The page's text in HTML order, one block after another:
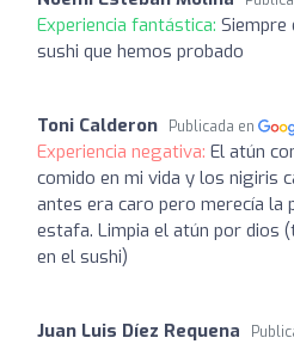
Experiencia fantástica: Siempre
sushi que hemos probado
Toni Calderon Publicada en
Experiencia negativa: El atún
comido en mi vida y los nigiris
antes era caro pero merecía la
estafa. Limpia el atún por dios
en el sushi)
Juan Luis Díez Requena